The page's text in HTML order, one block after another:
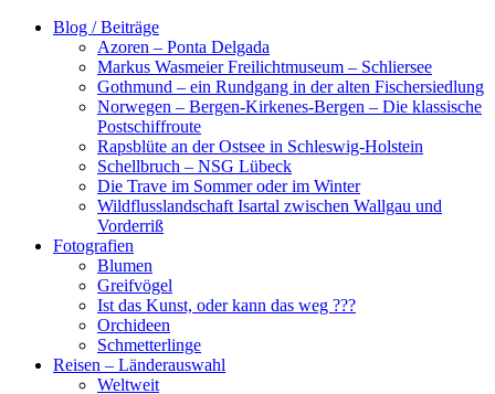
Zum
Blog / Beiträge
Azoren – Ponta Delgada
Markus Wasmeier Freilichtmuseum – Schliersee
Gothmund – ein Rundgang in der alten Fischersiedlung
Norwegen – Bergen-Kirkenes-Bergen – Die klassische
Postschiffroute
Rapsblüte an der Ostsee in Schleswig-Holstein
Schellbruch – NSG Lübeck
Die Trave im Sommer oder im Winter
Wildflusslandschaft Isartal zwischen Wallgau und
Vorderriß
Fotografien
Blumen
Greifvögel
Ist das Kunst, oder kann das weg ???
Orchideen
Schmetterlinge
Reisen – Länderauswahl
Weltweit